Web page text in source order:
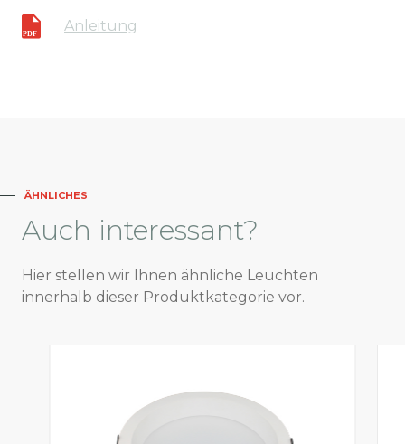
Anleitung
ÄHNLICHES
Auch interessant?
Hier stellen wir Ihnen ähnliche Leuchten
innerhalb dieser Produktkategorie vor.